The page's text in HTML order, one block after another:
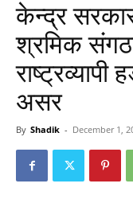
केन्द्र
श्रमिक
असर
By Shadik - December 1,